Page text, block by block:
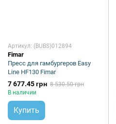
Артикул: (BUBS)012894
Fimar
Пресс для гамбургеров Easy
Line HF130 Fimar
7 677.45 грн 8 530.50 грн
В наличии
Купить